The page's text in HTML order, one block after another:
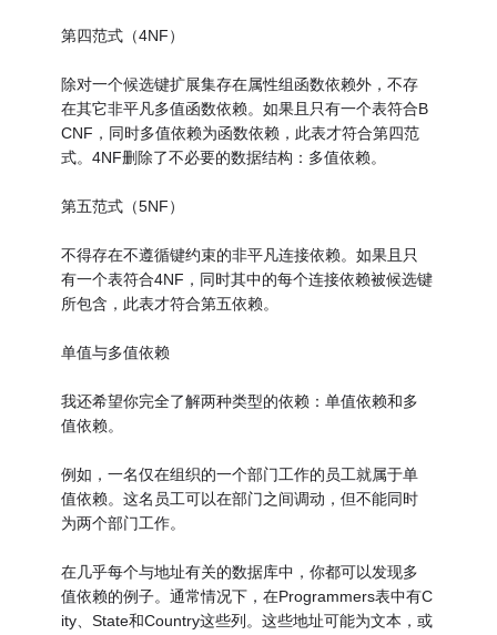
第四范式（4NF）
除对一个候选键扩展集存在属性组函数依赖外，不存
在其它非平凡多值函数依赖。如果且只有一个表符合B
CNF，同时多值依赖为函数依赖，此表才符合第四范
式。4NF删除了不必要的数据结构：多值依赖。
第五范式（5NF）
不得存在不遵循键约束的非平凡连接依赖。如果且只
有一个表符合4NF，同时其中的每个连接依赖被候选键
所包含，此表才符合第五依赖。
单值与多值依赖
我还希望你完全了解两种类型的依赖：单值依赖和多
值依赖。
例如，一名仅在组织的一个部门工作的员工就属于单
值依赖。这名员工可以在部门之间调动，但不能同时
为两个部门工作。
在几乎每个与地址有关的数据库中，你都可以发现多
值依赖的例子。通常情况下，在Programmers表中有C
ity、State和Country这些列。这些地址可能为文本，或